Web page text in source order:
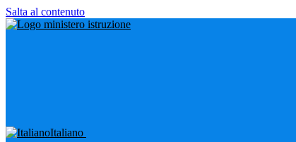
Salta al contenuto
Italiano